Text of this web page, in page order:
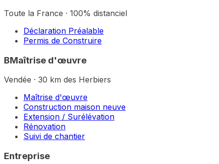
Toute la France · 100% distanciel
Déclaration Préalable
Permis de Construire
BMaîtrise d'œuvre
Vendée · 30 km des Herbiers
Maîtrise d'œuvre
Construction maison neuve
Extension / Surélévation
Rénovation
Suivi de chantier
Entreprise